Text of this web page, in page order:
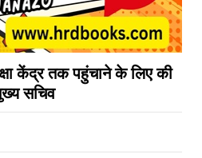
केंद्र तक पहुंचाने के लिए की
सचिव